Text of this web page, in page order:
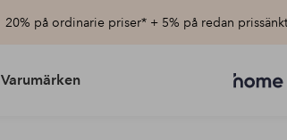
20% på ordinarie priser* + 5% på redan
Varumärken
–